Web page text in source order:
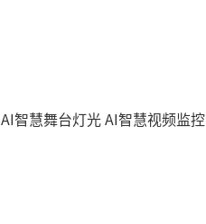
AI智慧舞台灯光AI智慧视频监控